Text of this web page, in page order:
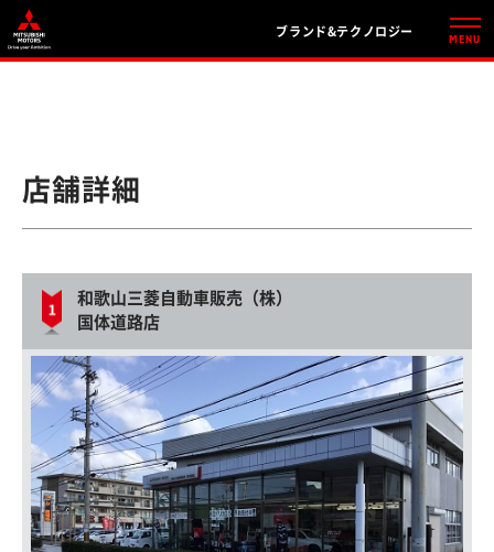
ブランド&テクノロジー
店舗詳細
和歌山三菱自動車販売（株）
国体道路店